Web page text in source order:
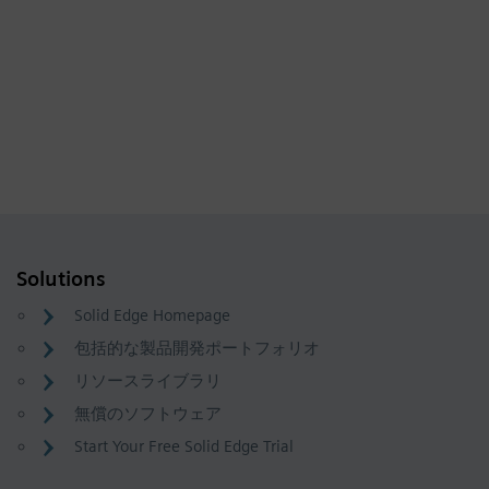
Solutions
Solid Edge Homepage
包括的な製品開発ポートフォリオ
リソースライブラリ
無償のソフトウェア
Start Your Free Solid Edge Trial